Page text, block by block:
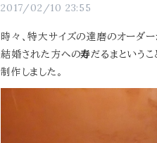
2017/02/10 23:55
時々、特大サイズの達磨のオーダ
結婚された方への寿だるまという
制作しました。